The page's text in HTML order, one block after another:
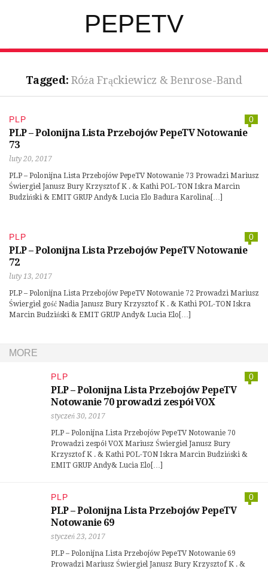
PEPETV
Tagged: Róża Frąckiewicz & Benrose-Band
PLP 0
PLP – Polonijna Lista Przebojów PepeTV Notowanie
73
luty 20, 2017
PLP – Polonijna Lista Przebojów PepeTV Notowanie 73 Prowadzi Mariusz
Świergiel Janusz Bury Krzysztof K . & Kathi POL-TON Iskra Marcin
Budziński & EMIT GRUP Andy& Lucia Elo Badura Karolina[…]
PLP 0
PLP – Polonijna Lista Przebojów PepeTV Notowanie
72
luty 13, 2017
PLP – Polonijna Lista Przebojów PepeTV Notowanie 72 Prowadzi Mariusz
Świergiel gość Nadia Janusz Bury Krzysztof K . & Kathi POL-TON Iskra
Marcin Budziński & EMIT GRUP Andy& Lucia Elo[…]
MORE
PLP 0
PLP – Polonijna Lista Przebojów PepeTV
Notowanie 70 prowadzi zespół VOX
styczeń 30, 2017
PLP – Polonijna Lista Przebojów PepeTV Notowanie 70
Prowadzi zespół VOX Mariusz Świergiel Janusz Bury
Krzysztof K . & Kathi POL-TON Iskra Marcin Budziński &
EMIT GRUP Andy& Lucia Elo[…]
PLP 0
PLP – Polonijna Lista Przebojów PepeTV
Notowanie 69
styczeń 23, 2017
PLP – Polonijna Lista Przebojów PepeTV Notowanie 69
Prowadzi Mariusz Świergiel Janusz Bury Krzysztof K . &